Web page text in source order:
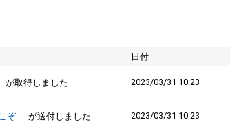
日付
が取得しました 2023/03/31 10:23
ひとつめこぞう が送付しました 2023/03/31 10:23